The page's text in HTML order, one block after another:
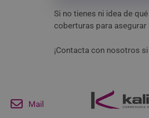
Si no tienes ni idea de
coberturas para
¡Contacta con nosotros
Mail